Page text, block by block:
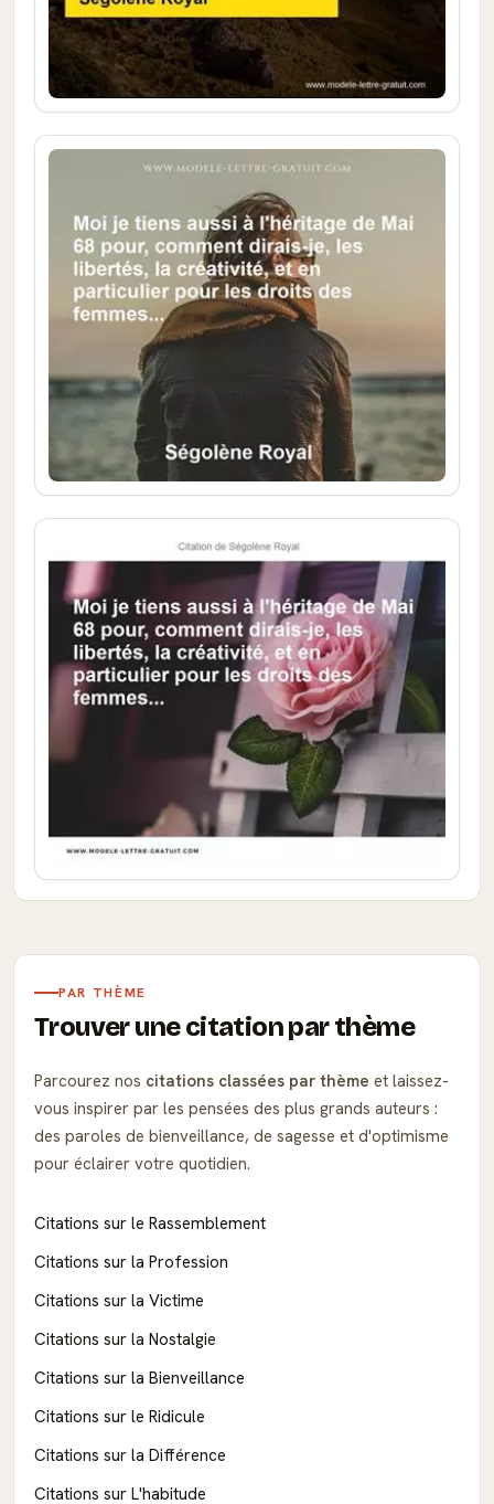
PAR THÈME
Trouver une citation par thème
Parcourez nos citations classées par thème et laissez-
vous inspirer par les pensées des plus grands auteurs :
des paroles de bienveillance, de sagesse et d'optimisme
pour éclairer votre quotidien.
Citations sur le Rassemblement
Citations sur la Profession
Citations sur la Victime
Citations sur la Nostalgie
Citations sur la Bienveillance
Citations sur le Ridicule
Citations sur la Différence
Citations sur L'habitude